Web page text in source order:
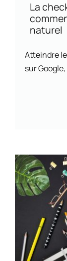
La
naturel
Atteindre
sur